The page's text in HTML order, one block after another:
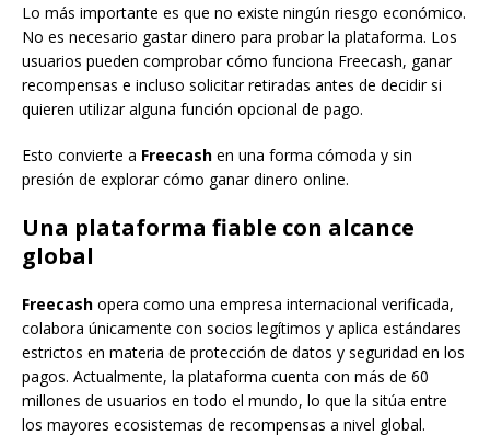
Lo más importante es que no existe ningún riesgo económico.
No es necesario gastar dinero para probar la plataforma. Los
usuarios pueden comprobar cómo funciona Freecash, ganar
recompensas e incluso solicitar retiradas antes de decidir si
quieren utilizar alguna función opcional de pago.
Esto convierte a Freecash en una forma cómoda y sin
presión de explorar cómo ganar dinero online.
Una plataforma fiable con alcance
global
Freecash opera como una empresa internacional verificada,
colabora únicamente con socios legítimos y aplica estándares
estrictos en materia de protección de datos y seguridad en los
pagos. Actualmente, la plataforma cuenta con más de 60
millones de usuarios en todo el mundo, lo que la sitúa entre
los mayores ecosistemas de recompensas a nivel global.